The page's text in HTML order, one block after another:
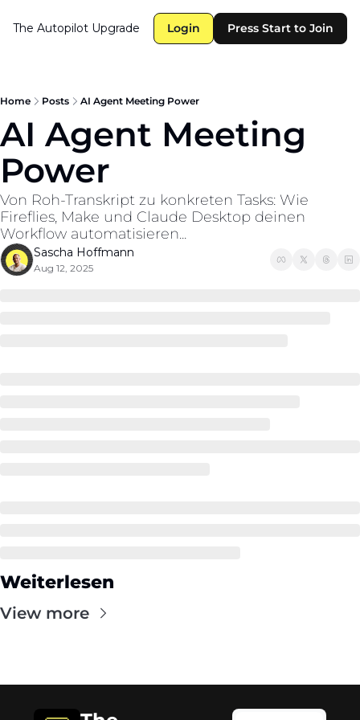
The Autopilot Upgrade Login Press Start to Join
Home Posts AI Agent Meeting Power
AI Agent Meeting
Power
Von Roh-Transkript zu konkreten Tasks: Wie
Fireflies, Make und Claude Desktop deinen
Workflow automatisieren...
Sascha Hoffmann
Aug 12, 2025
Weiterlesen
View more